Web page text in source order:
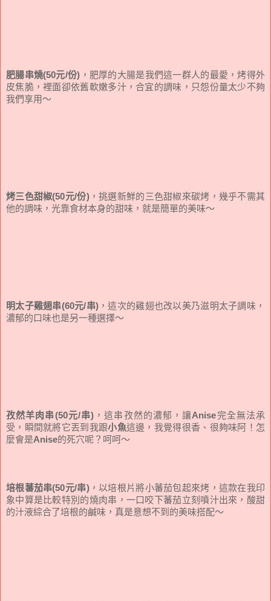
肥腸串燒(50元/份) ，肥厚的大腸是我們這一群人的最愛，烤得外
皮焦脆，裡面卻依舊軟嫩多汁，合宜的調味，只怨份量太少不夠
我們享用～
烤三色甜椒(50元/份)，挑選新鮮的三色甜椒來碳烤，幾乎不需其
他的調味，光靠食材本身的甜味，就是簡單的美味～
明太子雞翅串(60元/串)，這次的雞翅也改以美乃滋明太子調味，
濃郁的口味也是另一種選擇～
孜然羊肉串(50元/串) ，這串孜然的濃郁，讓Anise完全無法承
受，瞬間就將它丟到我跟小魚這邊，我覺得很香、很夠味阿！怎
麼會是Anise的死穴呢？呵呵～
培根蕃茄串(50元/串)，以培根片將小蕃茄包起來烤，這款在我印
象中算是比較特別的燒肉串，一口咬下蕃茄立刻噴汁出來，酸甜
的汁液綜合了培根的鹹味，真是意想不到的美味搭配～